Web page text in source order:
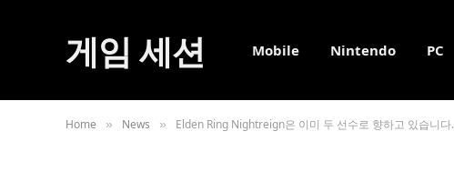
게임 세션 Mobile Nintendo PC
Home » News » Elden Ring Nightreign은 이미 두 선수로 향하고 있습니다.